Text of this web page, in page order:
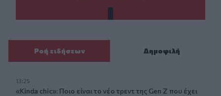
Ροή ειδήσεων Δημοφιλή
13:25
«Kinda chic»: Ποιο είναι το νέο τρεντ της Gen Z που έχει